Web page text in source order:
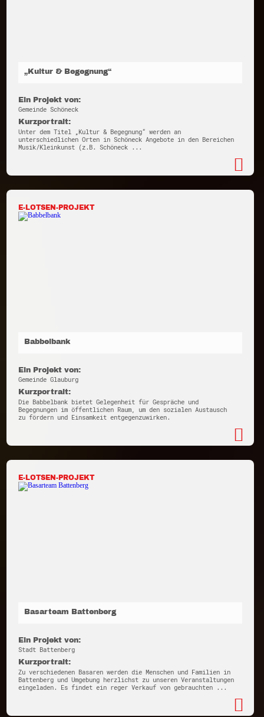
„Kultur & Begegnung“
Ein Projekt von:
Gemeinde Schöneck
Kurzportrait:
Unter dem Titel „Kultur & Begegnung“ werden an
unterschiedlichen Orten in Schöneck Angebote in den Bereichen
Musik/Kleinkunst (z.B. Schöneck ...
E-LOTSEN-PROJEKT
Babbelbank
Ein Projekt von:
Gemeinde Glauburg
Kurzportrait:
Die Babbelbank bietet Gelegenheit für Gespräche und
Begegnungen im öffentlichen Raum, um den sozialen Austausch
zu fördern und Einsamkeit entgegenzuwirken.
E-LOTSEN-PROJEKT
Basarteam Battenberg
Ein Projekt von:
Stadt Battenberg
Kurzportrait:
Zu verschiedenen Basaren werden die Menschen und Familien in
Battenberg und Umgebung herzlichst zu unseren Veranstaltungen
eingeladen. Es findet ein reger Verkauf von gebrauchten ...